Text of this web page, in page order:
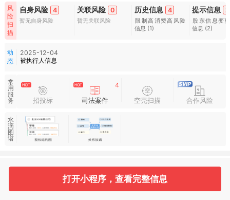
风
险
扫
描
自身风险 4
暂无自身风险
关联风险 0
暂无关联风险
历史信息 4
限制高消费高风险
信息 (1)
提示信息 2
股东信息变
信息 (2)
动
态
2025-12-04
被执行人信息
常
用
服
务
招投标
4
司法案件 空壳扫描 合作风险
水
滴
图
谱
基本信息
打开小程序，查看完整信息